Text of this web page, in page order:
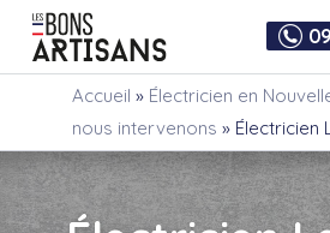
Accueil » Électricien en
nous intervenons » Électricien